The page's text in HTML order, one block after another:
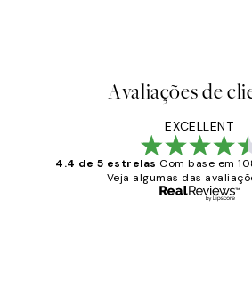
Avaliações de
EXCELLENT
4.4 de 5 estrelas Com base em
Veja algumas das